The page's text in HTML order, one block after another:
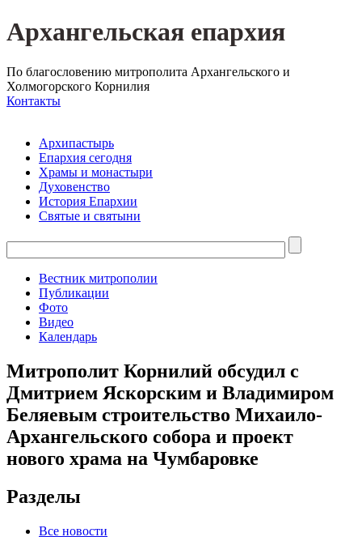
Архангельская епархия
По благословению митрополита Архангельского и
Холмогорского Корнилия
Контакты
Архипастырь
Епархия сегодня
Храмы и монастыри
Духовенство
История Епархии
Святые и святыни
Вестник митрополии
Публикации
Фото
Видео
Календарь
Митрополит Корнилий обсудил с
Дмитрием Яскорским и Владимиром
Беляевым строительство Михаило-
Архангельского собора и проект
нового храма на Чумбаровке
Разделы
Все новости